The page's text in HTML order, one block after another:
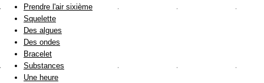
Prendre l'air sixième
Squelette
Des algues
Des ondes
Bracelet
Substances
Une heure